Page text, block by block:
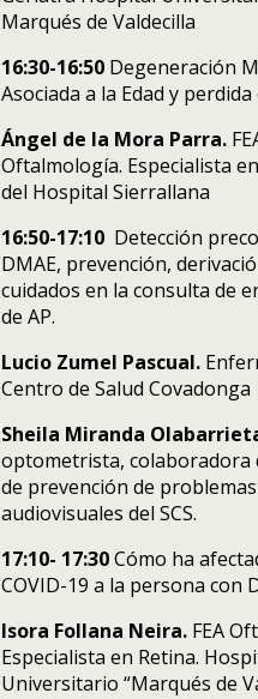
Marqués de Valdecilla
16:30-16:50 Degeneración
Asociada a la Edad y perdida
Ángel de la Mora Parra.
Oftalmología. Especialista
del Hospital Sierrallana
16:50-17:10 Detección
DMAE, prevención,
cuidados en la consulta de
de AP.
Lucio Zumel Pascual.
Centro de Salud Covadonga
Sheila Miranda
optometrista, colaboradora
de prevención de problemas
audiovisuales del SCS.
17:10- 17:30Cómo ha
COVID-19 a la persona con
Isora Follana Neira. FEA
Especialista en Retina.
Universitario “Marqués de